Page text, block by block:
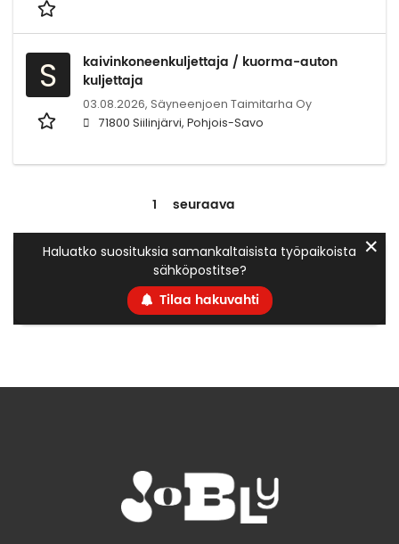
S
kaivinkoneenkuljettaja / kuorma-auton
kuljettaja
03.08.2026, Säyneenjoen Taimitarha Oy
71800 Siilinjärvi, Pohjois-Savo
1 seuraava
Haluatko suosituksia samankaltaisista työpaikoista
sähköpostitse?
Tilaa hakuvahti
✕